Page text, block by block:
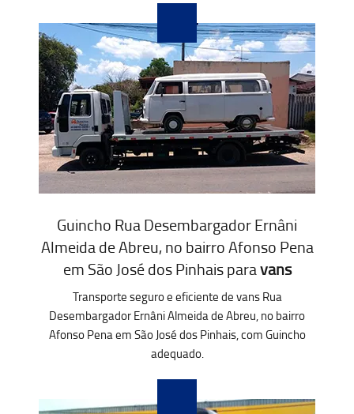
Guincho Rua Desembargador Ernâni
Almeida de Abreu, no bairro Afonso Pena
em São José dos Pinhais paravans
Transporte seguro e eficiente de vans Rua
Desembargador Ernâni Almeida de Abreu, no bairro
Afonso Pena em São José dos Pinhais, com Guincho
adequado.